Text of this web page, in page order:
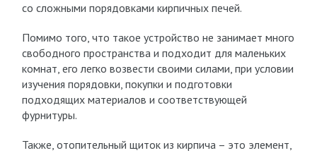
со сложными порядовками кирпичных печей.
Помимо того, что такое устройство не занимает много
свободного пространства и подходит для маленьких
комнат, его легко возвести своими силами, при условии
изучения порядовки, покупки и подготовки
подходящих материалов и соответствующей
фурнитуры.
Также, отопительный щиток из кирпича – это элемент,